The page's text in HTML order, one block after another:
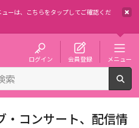
ーは、
こちらをタップしてご確認くだ
ログイン 会員登録 メニュー
コンサート、配信情